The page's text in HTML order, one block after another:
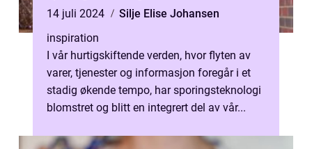
14 juli 2024
Silje Elise Johansen
inspiration
I vår hurtigskiftende verden, hvor flyten av
varer, tjenester og informasjon foregår i et
stadig økende tempo, har sporingsteknologi
blomstret og blitt en integrert del av vår...